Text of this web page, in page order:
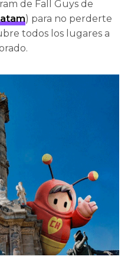
de Fall Guys de
) para no perderte
todos los lugares a